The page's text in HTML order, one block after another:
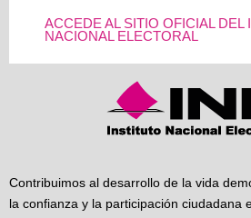
ACCEDE AL SITIO OFICIAL DEL
NACIONAL ELECTORAL
Contribuimos al desarrollo de la vida
la confianza y la participación ciudadana